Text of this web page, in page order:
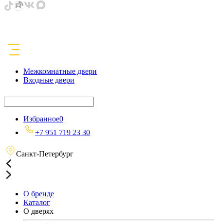
Межкомнатные двери
Входные двери
Избранное0
+7 951 719 23 30
Санкт-Петербург
О бренде
Каталог
О дверях